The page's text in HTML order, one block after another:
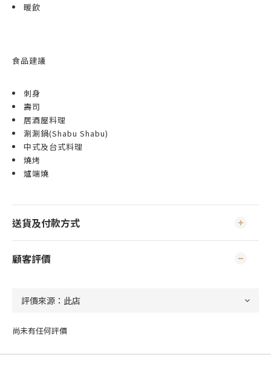
暖飲
食品建議
刺身
壽司
居酒屋料理
涮涮鍋(Shabu Shabu)
中式及台式料理
燒烤
爐端燒
送貨及付款方式
顧客評價
尚未有任何評價